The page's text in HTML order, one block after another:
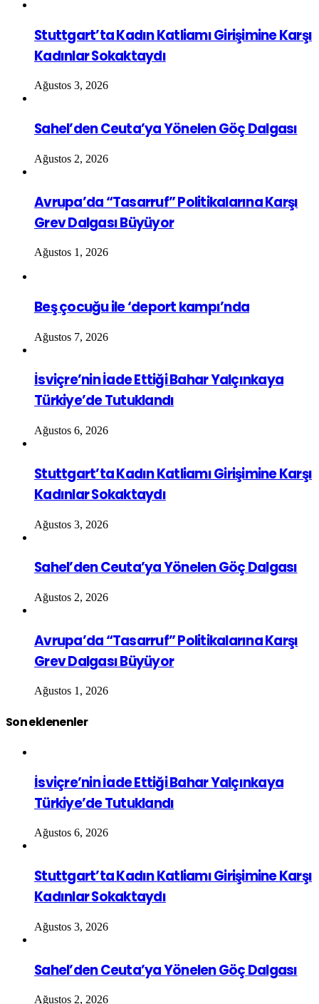
Stuttgart’ta Kadın Katliamı Girişimine Karşı
Kadınlar Sokaktaydı
Ağustos 3, 2026
Sahel’den Ceuta’ya Yönelen Göç Dalgası
Ağustos 2, 2026
Avrupa’da “Tasarruf” Politikalarına Karşı
Grev Dalgası Büyüyor
Ağustos 1, 2026
Beş çocuğu ile ‘deport kampı’nda
Ağustos 7, 2026
İsviçre’nin İade Ettiği Bahar Yalçınkaya
Türkiye’de Tutuklandı
Ağustos 6, 2026
Stuttgart’ta Kadın Katliamı Girişimine Karşı
Kadınlar Sokaktaydı
Ağustos 3, 2026
Sahel’den Ceuta’ya Yönelen Göç Dalgası
Ağustos 2, 2026
Avrupa’da “Tasarruf” Politikalarına Karşı
Grev Dalgası Büyüyor
Ağustos 1, 2026
Son eklenenler
İsviçre’nin İade Ettiği Bahar Yalçınkaya
Türkiye’de Tutuklandı
Ağustos 6, 2026
Stuttgart’ta Kadın Katliamı Girişimine Karşı
Kadınlar Sokaktaydı
Ağustos 3, 2026
Sahel’den Ceuta’ya Yönelen Göç Dalgası
Ağustos 2, 2026